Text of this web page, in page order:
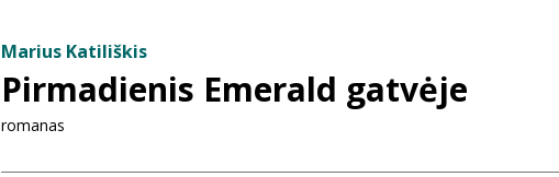
Marius Katiliškis
Pirmadienis Emerald gatvėje
romanas